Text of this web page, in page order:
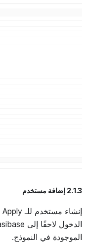
2.1.3 إضافة مستخدم
الموجودة في النموذج.